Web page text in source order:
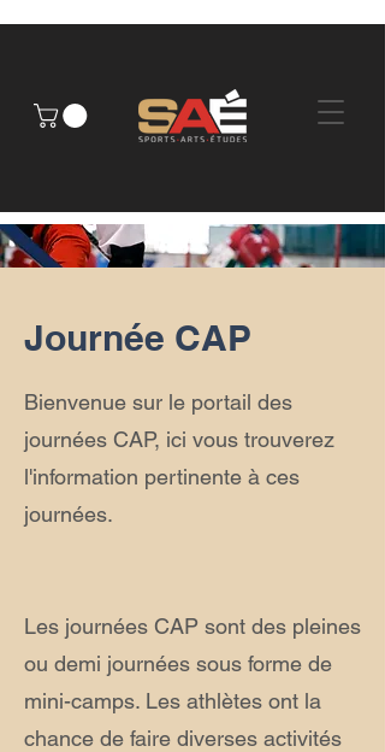
Journée CAP
Bienvenue sur le portail des
journées CAP, ici vous trouverez
l'information pertinente à ces
journées.
Les journées CAP sont des pleines
ou demi journées sous forme de
mini-camps. Les athlètes ont la
chance de faire diverses activités